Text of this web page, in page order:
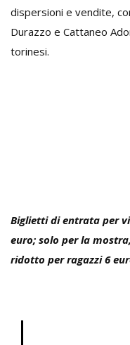
dispersioni e vendite,
Durazzo e Cattaneo
torinesi.
Biglietti di entrata per
euro; solo per la
ridotto per ragazzi 6